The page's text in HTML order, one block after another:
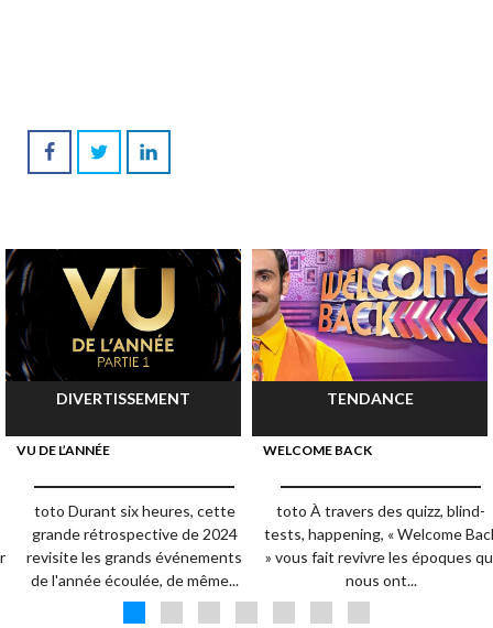
DIVERTISSEMENT
VU DE L’ANNÉE
toto Durant six heures, cette
grande rétrospective de 2024
revisite les grands événements
de l'année écoulée, de même...
TENDANCE
WELCOME BACK
toto À travers des quizz, blind-
tests, happening, « Welcome
» vous fait revivre les époques
nous ont...